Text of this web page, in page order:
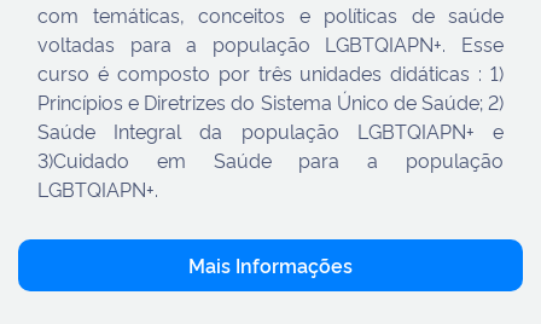
com temáticas, conceitos e políticas de saúde
voltadas para a população LGBTQIAPN+. Esse
curso é composto por três unidades didáticas : 1)
Princípios e Diretrizes do Sistema Único de Saúde; 2)
Saúde Integral da população LGBTQIAPN+ e
3)Cuidado em Saúde para a população
LGBTQIAPN+.
Mais Informações